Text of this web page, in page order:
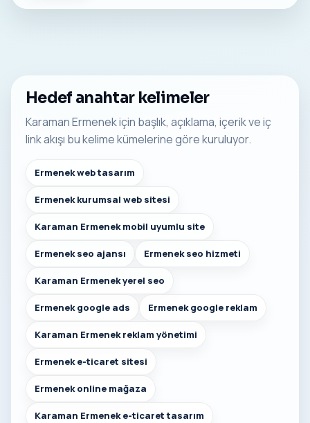
Hedef anahtar kelimeler
Karaman Ermenek için başlık, açıklama, içerik ve iç
link akışı bu kelime kümelerine göre kuruluyor.
Ermenek web tasarım
Ermenek kurumsal web sitesi
Karaman Ermenek mobil uyumlu site
Ermenek seo ajansı Ermenek seo hizmeti
Karaman Ermenek yerel seo
Ermenek google ads Ermenek google reklam
Karaman Ermenek reklam yönetimi
Ermenek e-ticaret sitesi
Ermenek online mağaza
Karaman Ermenek e-ticaret tasarım